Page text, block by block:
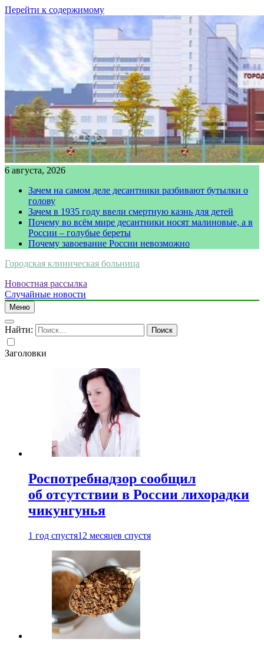
Перейти к содержимому
6 августа, 2026
Зачем на самом деле десантники разбивают бутылки о
голову
Зачем в 1935 году ввели смертную казнь для детей
Почему во всём мире десантники носят малиновые, а в
России – голубые береты
Почему завоевание России невозможно
Городская клиническая больница
Новостная рассылка
Случайные новости
Меню
Найти:
Заголовки
Роспотребнадзор сообщил
об отсутствии в России лихорадки
чикунгунья
1 год спустя12 месяцев спустя